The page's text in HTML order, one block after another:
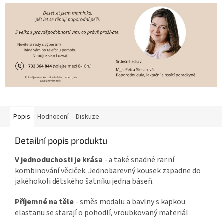
Popis Hodnocení Diskuze
Detailní popis produktu
V jednoduchosti je krása - a také snadné ranní
kombinování věciček. Jednobarevný kousek zapadne do
jakéhokoli dětského šatníku jedna báseň.
Příjemné na těle- směs modalu a bavlny s kapkou
elastanu se starají o pohodlí, vroubkovaný materiál